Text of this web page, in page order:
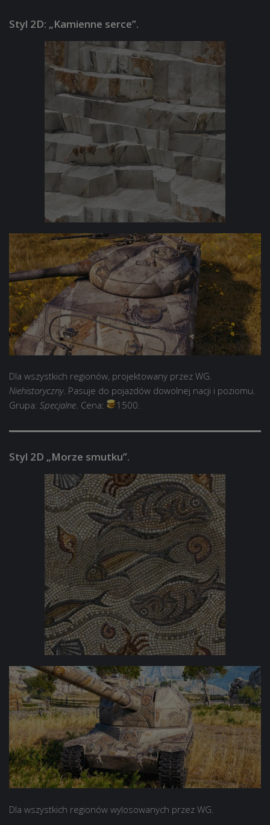
Styl 2D: „Kamienne serce”.
Dla wszystkich regionów, projektowany przez WG.
Niehistoryczny. Pasuje do pojazdów dowolnej nacji i poziomu.
Grupa: Specjalne. Cena: 1500.
Styl 2D „Morze smutku”.
Dla wszystkich regionów wylosowanych przez WG.